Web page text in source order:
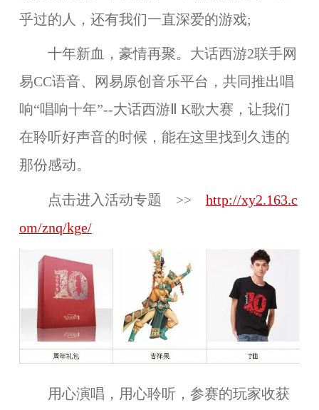
乎过的人，还有我们一直深爱的游戏;
十年新血，豪情再聚。大话西游2联手网
易CC语音、网易原创音乐平台，共同推出唱
响“唱响十年”--大话西游Ⅱ K歌大赛，让我们
在聆听好声音的时候，能在这里找到久违的
那份感动。
点击进入活动专题 >> http://xy2.163.c
om/znq/kge/
用心演唱，用心聆听，参赛的玩家收获